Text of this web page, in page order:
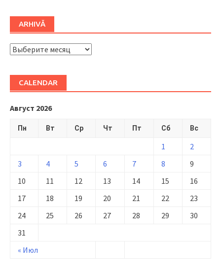
ARHIVĂ
ARHIVĂ
CALENDAR
Август 2026
Пн Вт Ср Чт Пт Сб Вс
« Июл
1
2
3
4 5 6 7 8
9
10
11 12 13 14 15
16
17
18 19 20 21 22
23
24
25 26 27 28 29
30
31